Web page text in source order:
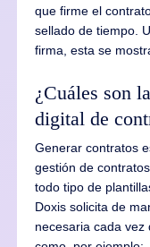
que firme el
sellado de tiempo.
firma, esta se
¿Cuáles son
digital de
Generar contratos
gestión de
todo tipo de
Doxis solicita de
necesaria cada vez